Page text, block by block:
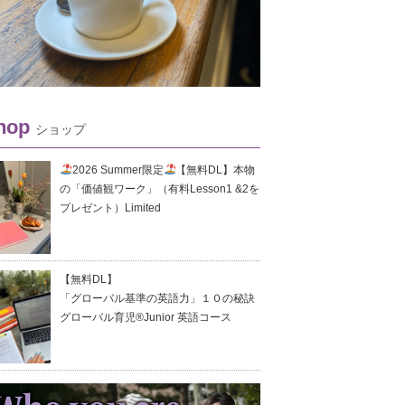
ショップ
2026 Summer限定
【無料DL】本物
の「価値観ワーク」（有料Lesson1 &2を
プレゼント）Limited
【無料DL】
「グローバル基準の英語力」１０の秘訣
グローバル育児®Junior 英語コース